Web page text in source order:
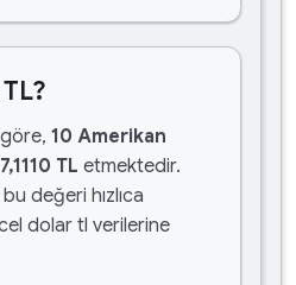
10 Amerikan
TL etmektedir.
değeri hızlıca
dolar tl verilerine